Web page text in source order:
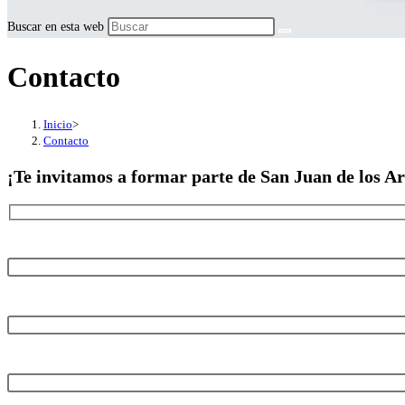
Buscar en esta web
Contacto
Inicio>
Contacto
¡Te invitamos a formar parte de San Juan de los